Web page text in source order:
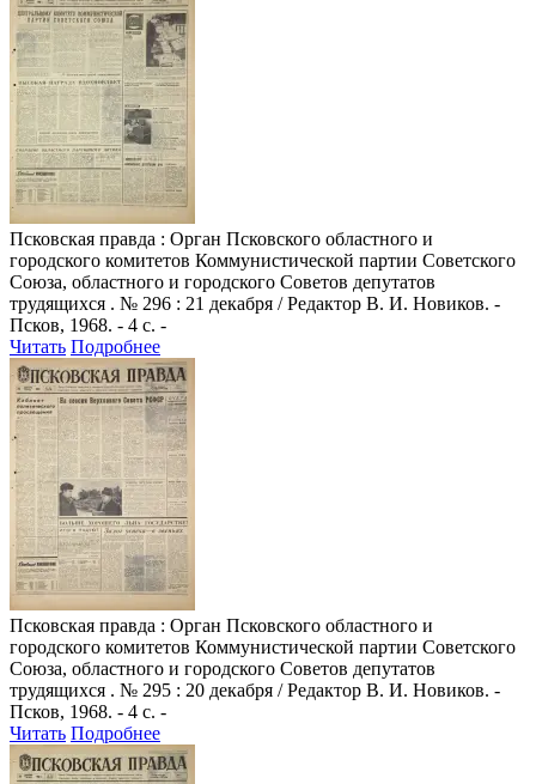
Псковская правда : Орган Псковского областного и
городского комитетов Коммунистической партии Советского
Союза, областного и городского Советов депутатов
трудящихся . № 296 : 21 декабря / Редактор В. И. Новиков. -
Псков, 1968. - 4 с. -
Читать Подробнее
Псковская правда : Орган Псковского областного и
городского комитетов Коммунистической партии Советского
Союза, областного и городского Советов депутатов
трудящихся . № 295 : 20 декабря / Редактор В. И. Новиков. -
Псков, 1968. - 4 с. -
Читать Подробнее